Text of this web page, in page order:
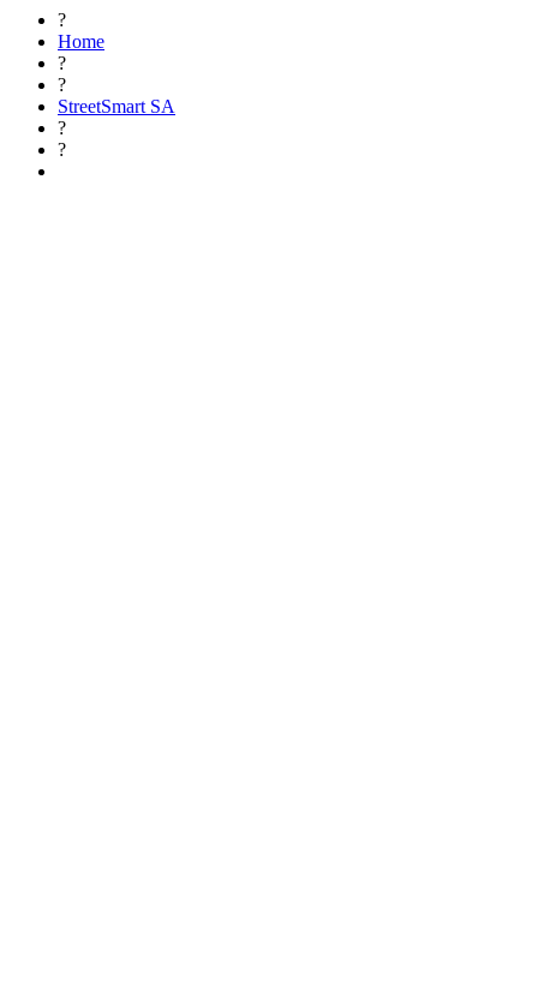
?
Home
?
?
StreetSmart SA
?
?